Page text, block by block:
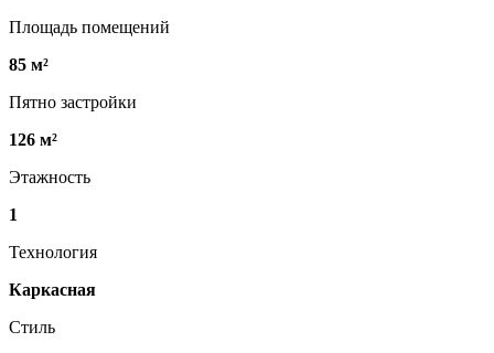
Площадь помещений
85 м²
Пятно застройки
126 м²
Этажность
1
Технология
Каркасная
Стиль